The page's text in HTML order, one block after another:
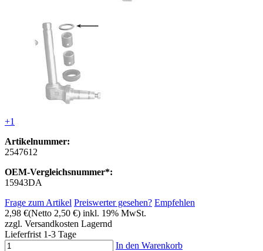
+1
Artikelnummer:
2547612
OEM-Vergleichsnummer*:
15943DA
Frage zum Artikel Preiswerter gesehen? Empfehlen
2,98 €(Netto 2,50 €) inkl. 19% MwSt.
zzgl. Versandkosten Lagernd
Lieferfrist 1-3 Tage
In den Warenkorb